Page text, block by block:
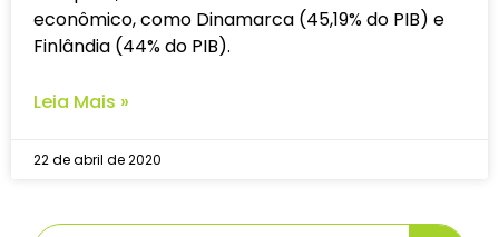
econômico, como Dinamarca (45,19% do PIB) e
Finlândia (44% do PIB).
Leia Mais »
22 de abril de 2020